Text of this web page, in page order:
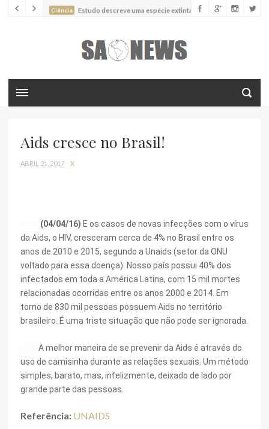
Ciência Estudo descreve uma espécie extinta de polvo que pode
Batimentos cardíacos promovem supressão do
crescimento de cânceres no coração de mamíferos, aponta estudo
Ciência Nova espécie descrita de aranha usa uma sofisticada
Aids cresce no Brasil!
ABRIL 21, 2017 X
(04/04/16) E os casos de novas infecções com o vírus
da Aids, o HIV, cresceram cerca de 4% no Brasil entre os
anos de 2010 e 2015, segundo a Unaids (setor da ONU
voltado para essa doença). Nosso país possui 40% dos
infectados em toda a América Latina, com 15 mil mortes
relacionadas ocorridas entre os anos 2000 e 2014. Em
torno de 830 mil pessoas possuem Aids no território
brasileiro. É uma triste situação que não pode ser ignorada.
uso de camisinha durante as relações sexuais. Um método
simples, barato, mas, infelizmente, deixado de lado por
grande parte das pessoas.
Referência: UNAIDS